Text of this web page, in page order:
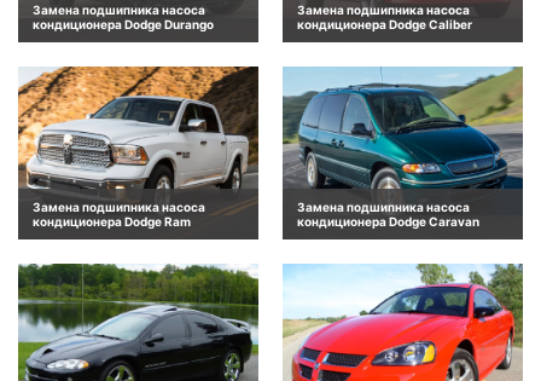
Замена подшипника насоса
кондиционера Dodge Durango
Замена подшипника насоса
кондиционера Dodge Caliber
Замена подшипника насоса
кондиционера Dodge Ram
Замена подшипника насоса
кондиционера Dodge Caravan